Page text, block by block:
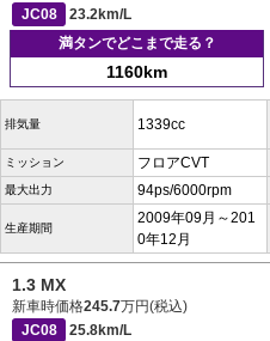
JC08
23.2km/L
満タンでどこまで走る？
1160km
排気量 1339cc
ミッション フロアCVT
最大出力 94ps/6000rpm
生産期間
2009年09月～201
0年12月
1.3 MX
新車時価格245.7万円(税込)
JC08
25.8km/L